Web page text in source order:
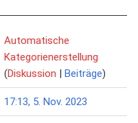
Automatische
Kategorienerstellung
(Diskussion | Beiträge)
17:13, 5. Nov. 2023